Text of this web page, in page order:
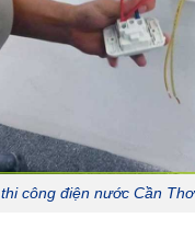
thi công điện nước Cần Thơ